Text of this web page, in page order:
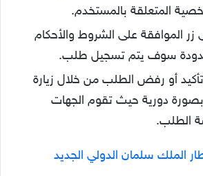
المتعلقة بالمستخدم.
الموافقة على الشروط والأحكام
سوف يتم تسجيل طلب.
أو رفض الطلب من خلال زيارة
دورية حيث تقوم الجهات
الطلب.
الملك سلمان الدولي الجديد